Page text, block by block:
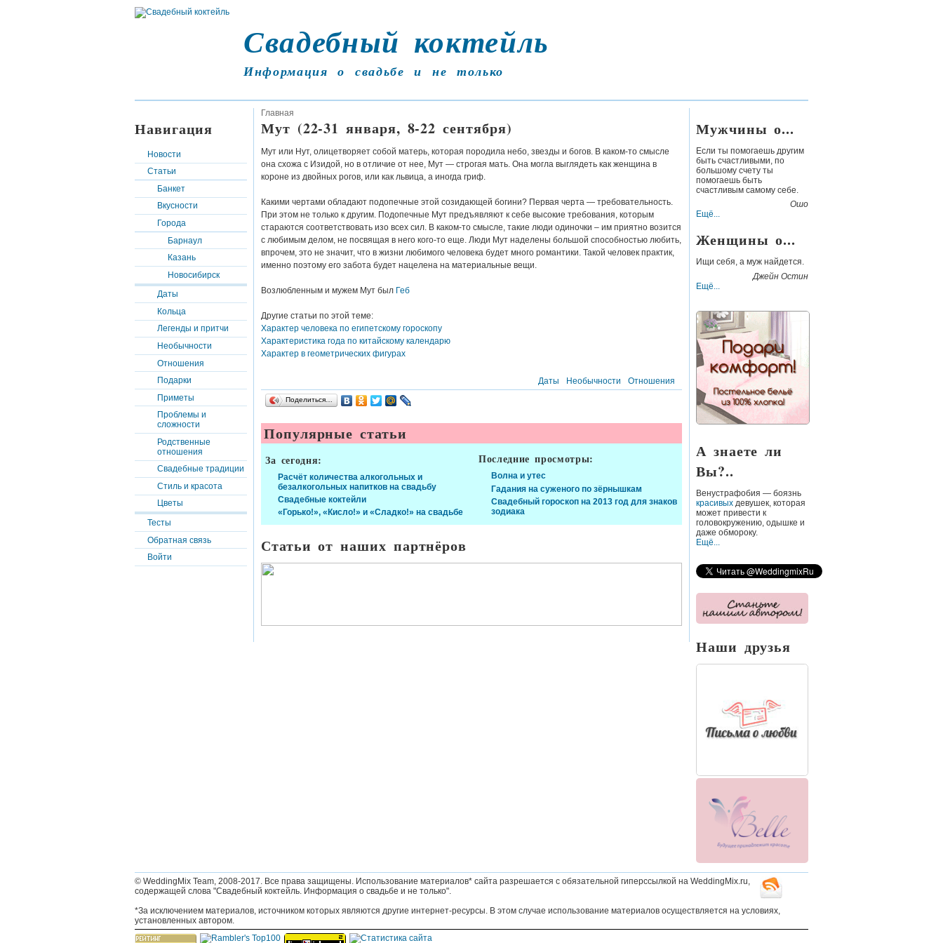
Свадебный коктейль
Информация о свадьбе и не только
Навигация
Новости
Статьи
Банкет
Вкусности
Города
Барнаул
Казань
Новосибирск
Даты
Кольца
Легенды и притчи
Необычности
Отношения
Подарки
Приметы
Проблемы и
сложности
Родственные
отношения
Свадебные традиции
Стиль и красота
Цветы
Тесты
Обратная связь
Войти
Главная
Мут (22-31 января, 8-22 сентября)
Мут или Нут, олицетворяет собой матерь, которая породила небо, звезды и богов. В каком-то смысле
она схожа с Изидой, но в отличие от нее, Мут — строгая мать. Она могла выглядеть как женщина в
короне из двойных рогов, или как львица, а иногда гриф.
Какими чертами обладают подопечные этой созидающей богини? Первая черта — требовательность.
При этом не только к другим. Подопечные Мут предъявляют к себе высокие требования, которым
стараются соответствовать изо всех сил. В каком-то смысле, такие люди одиночки – им приятно возится
с любимым делом, не посвящая в него кого-то еще. Люди Мут наделены большой способностью любить,
впрочем, это не значит, что в жизни любимого человека будет много романтики. Такой человек практик,
именно поэтому его забота будет нацелена на материальные вещи.
Возлюбленным и мужем Мут был Геб
Другие статьи по этой теме:
Характер человека по египетскому гороскопу
Характеристика года по китайскому календарю
Характер в геометрических фигурах
Даты Необычности Отношения
Поделиться…
Популярные статьи
За сегодня:
Расчёт количества алкогольных и
безалкогольных напитков на свадьбу
Свадебные коктейли
«Горько!», «Кисло!» и «Сладко!» на свадьбе
Последние просмотры:
Волна и утес
Гадания на суженого по зёрнышкам
Свадебный гороскоп на 2013 год для знаков
зодиака
Статьи от наших партнёров
Мужчины о...
Если ты помогаешь другим
быть счастливыми, по
большому счету ты
помогаешь быть
счастливым самому себе.
Ошо
Ещё...
Женщины о...
Ищи себя, а муж найдется.
Джейн Остин
Ещё...
А знаете ли
Вы?..
Венустрафобия — боязнь
красивых девушек, которая
может привести к
головокружению, одышке и
даже обмороку.
Ещё...
Наши друзья
© WeddingMix Team, 2008-2017. Все права защищены. Использование материалов* сайта разрешается с обязательной гиперссылкой на WeddingMix.ru,
содержащей слова "Свадебный коктейль. Информация о свадьбе и не только".
*За исключением материалов, источником которых являются другие интернет-ресурсы. В этом случае использование материалов осуществляется на условиях,
установленных автором.